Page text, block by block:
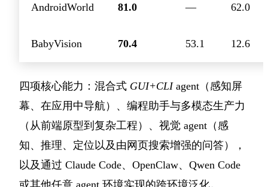
AndroidWorld 81.0 — 62.0
BabyVision 70.4 53.1 12.6
四项核心能力：混合式 GUI+CLIagent（感知屏
幕、在应用中导航）、编程助手与多模态生产力
（从前端原型到复杂工程）、视觉 agent（感
知、推理、定位以及由网页搜索增强的问答），
以及通过 Claude Code、OpenClaw、Qwen Code
或其他任意 agent 环境实现的跨环境泛化。